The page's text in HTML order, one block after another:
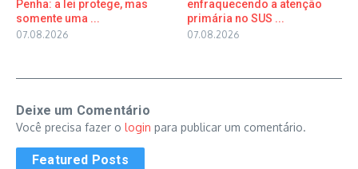
Penha: a lei protege, mas
somente uma ...
07.08.2026
enfraquecendo a atenção
primária no SUS ...
07.08.2026
Deixe um Comentário
Você precisa fazer o login para publicar um comentário.
Featured Posts